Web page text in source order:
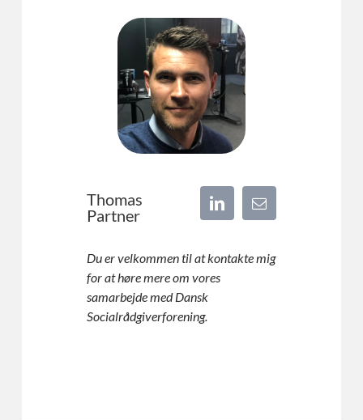
Thomas
Partner
Du er velkommen til at kontakte mig
for at høre mere om vores
samarbejde med Dansk
Socialrådgiverforening.